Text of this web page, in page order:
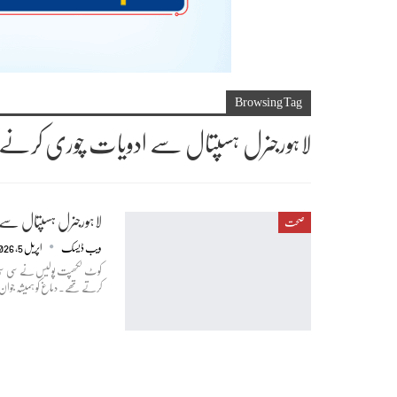
Browsing Tag
لاہورجنرل ہسپتال سے ادویات چوری کرنے والے 4
صحت لاہورجنرل ہسپتال سے
ویب ڈیسک اپریل 5, 2026
کوٹ لکھپت پولیس نے سی سی
کرتے تھے۔ دماغ کو ہمیشہ